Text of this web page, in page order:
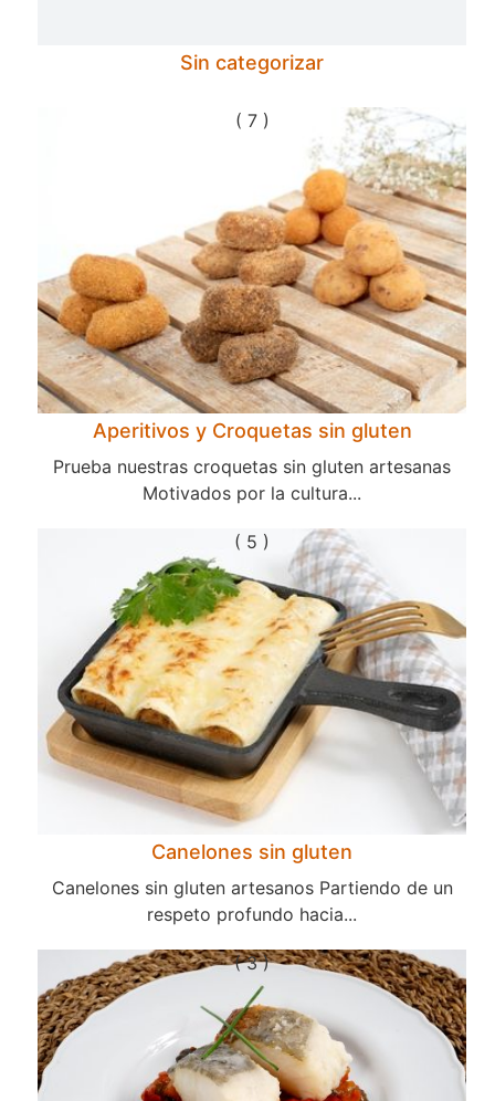
Sin categorizar
( 7 )
Aperitivos y Croquetas sin gluten
Prueba nuestras croquetas sin gluten artesanas
Motivados por la cultura...
( 5 )
Canelones sin gluten
Canelones sin gluten artesanos Partiendo de un
respeto profundo hacia...
( 3 )